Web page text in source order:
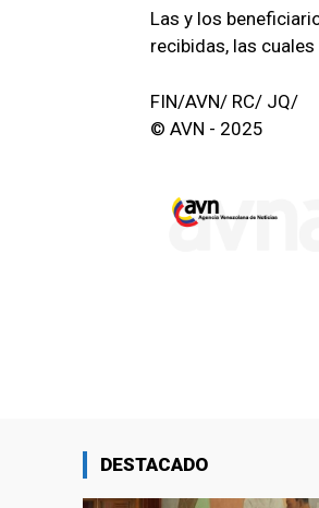
Las y los
recibidas, las
FIN/AVN/ RC/ JQ/
© AVN - 2025
DESTACADO